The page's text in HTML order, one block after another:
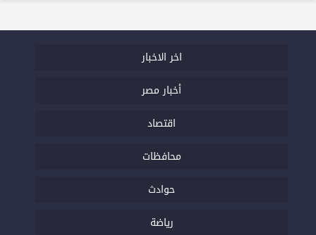
اخر الاخبار
أخبار مصر
اقتصاد
محافظات
حوادث
رياضة